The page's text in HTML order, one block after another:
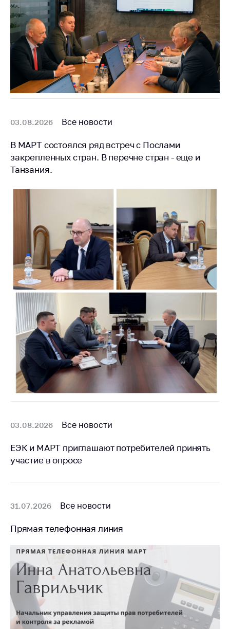
Общественное
обсуждение
проектов
Маркировка
товаров
Упрощение условий
Рекомендации по
распространения
COVID-19 для
субъектов торговли,
общественного
вопросам
антимонопольного
регулирования и
конкурентной
политики
03.08.2026 Все новости
В МАРТ состоялся ряд встреч с Послами
закрепленных стран. В перечне стран - еще и
Танзания.
03.08.2026 Все новости
ЕЭК и МАРТ приглашают потребителей принять
участие в опросе
31.07.2026 Все новости
Прямая телефонная линия